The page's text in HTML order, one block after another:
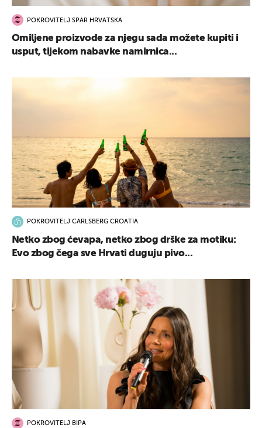
POKROVITELJ SPAR HRVATSKA
Omiljene proizvode za njegu sada možete kupiti i
usput, tijekom nabavke namirnica...
POKROVITELJ CARLSBERG CROATIA
Netko zbog ćevapa, netko zbog drške za motiku:
Evo zbog čega sve Hrvati duguju pivo...
POKROVITELJ BIPA